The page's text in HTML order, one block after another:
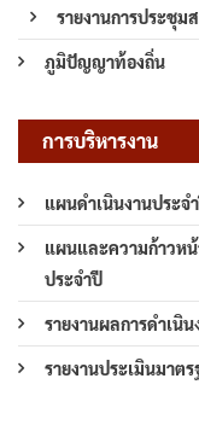
รายงานการประชุม
ภูมิปัญญาท้องถิ่น
การบริหารงาน
แผนดำเนินงานประจ
แผนและความก้าวหน้
ประจำปี
รายงานผลการดำเนิ
รายงานประเมินมาต